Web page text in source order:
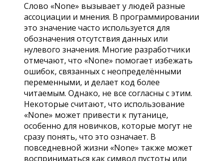
Слово «None» вызывает у людей разные
ассоциации и мнения. В программировании
это значение часто используется для
обозначения отсутствия данных или
нулевого значения. Многие разработчики
отмечают, что «None» помогает избежать
ошибок, связанных с неопределёнными
переменными, и делает код более
читаемым. Однако, не все согласны с этим.
Некоторые считают, что использование
«None» может привести к путанице,
особенно для новичков, которые могут не
сразу понять, что это означает. В
повседневной жизни «None» также может
восприниматься как символ пустоты или